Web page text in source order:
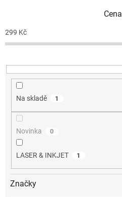
o
d
k
t
Cena
299 Kč
Na skladě 1
Novinka 0
LASER & INKJET 1
Značky